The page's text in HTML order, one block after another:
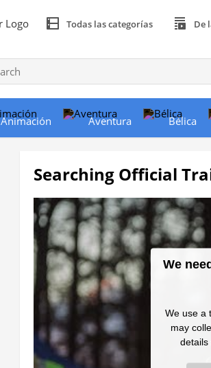
Todas las categorías De
Animación Aventura Bélica
Searching Official
We
We use a
may
details